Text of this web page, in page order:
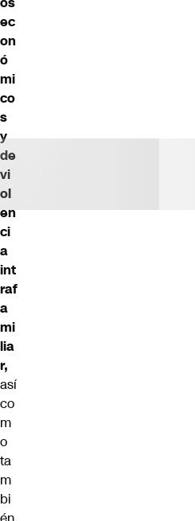
ec
on
ó
mi
co
s
y
de
vi
ol
en
ci
a
int
raf
a
mi
lia
r,
así
co
m
o
ta
m
bi